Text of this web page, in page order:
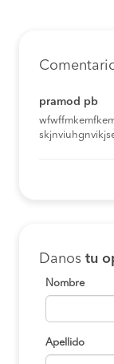
pramod pb
Danos tu
Nombre
Apellido